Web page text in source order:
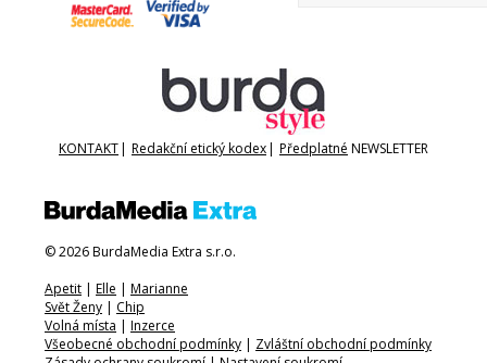
KONTAKT Redakční etický kodex Předplatné NEWSLETTER
© 2026 BurdaMedia Extra s.r.o.
Apetit
Elle
Marianne
Svět Ženy
Chip
Volná místa
Inzerce
Všeobecné obchodní podmínky
Zvláštní obchodní podmínky